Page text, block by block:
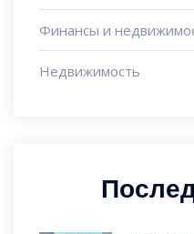
Финансы и
Недвижимость